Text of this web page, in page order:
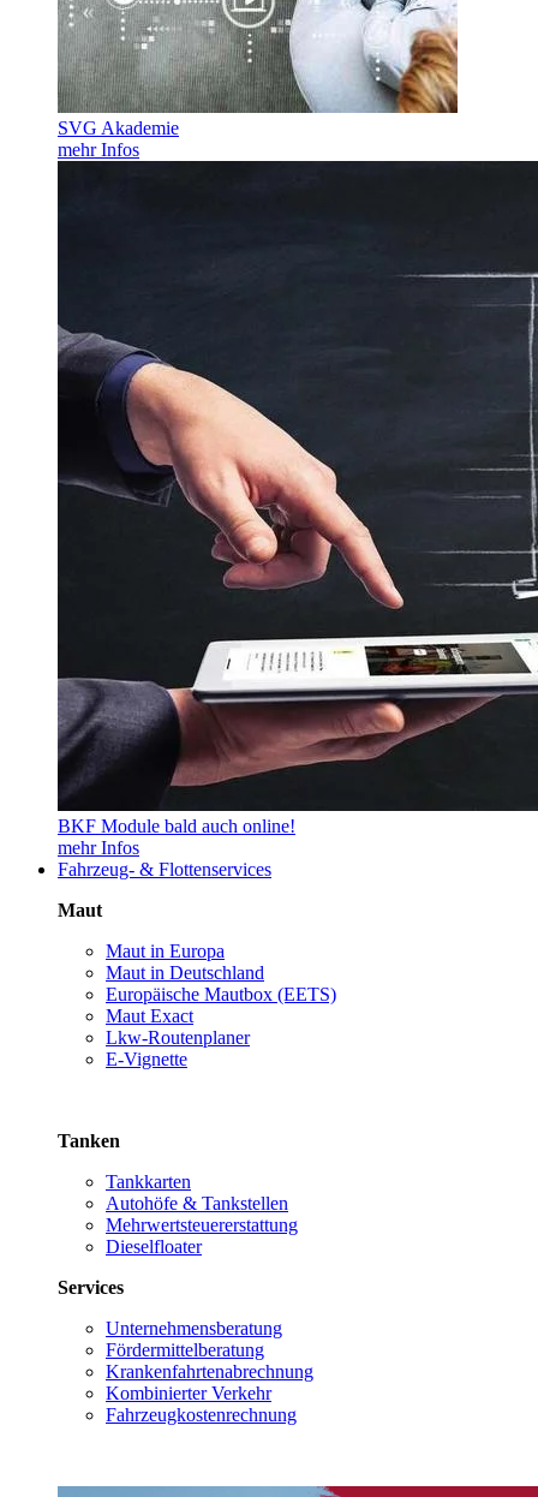
SVG Akademie
mehr Infos
BKF Module bald auch online!
mehr Infos
Fahrzeug- & Flottenservices
Maut
Maut in Europa
Maut in Deutschland
Europäische Mautbox (EETS)
Maut Exact
Lkw-Routenplaner
E-Vignette
Tanken
Tankkarten
Autohöfe & Tankstellen
Mehrwertsteuererstattung
Dieselfloater
Services
Unternehmensberatung
Fördermittelberatung
Krankenfahrtenabrechnung
Kombinierter Verkehr
Fahrzeugkostenrechnung